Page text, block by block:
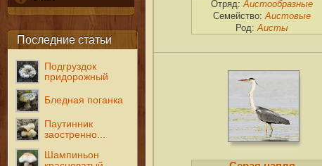
Последние статьи
Подгруздок
придорожный
Бледная поганка
Паутинник
заостренно...
Шампиньон
Отряд: Аистообразные
Семейство: Аистовые
Род: Аисты